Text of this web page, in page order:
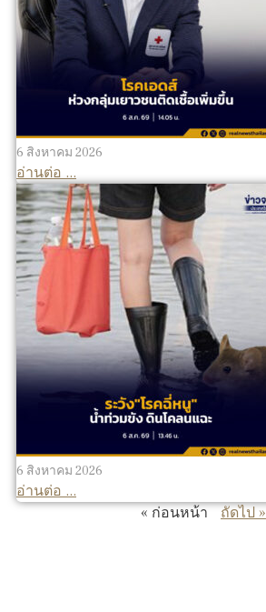
6 สิงหาคม 2026
อ่านต่อ ...
6 สิงหาคม 2026
อ่านต่อ ...
« ก่อนหน้า
ถัดไป »